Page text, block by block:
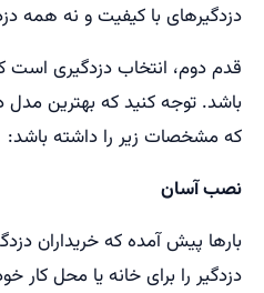
دزدگیرهای با کیفیت و نه همه
قدم دوم، انتخاب دزدگیری است
باشد. توجه کنید که بهترین مدل
که مشخصات زیر را داشته باشد:
نصب آسان
بارها پیش آمده که خریداران
دزدگیر را برای خانه یا محل کار